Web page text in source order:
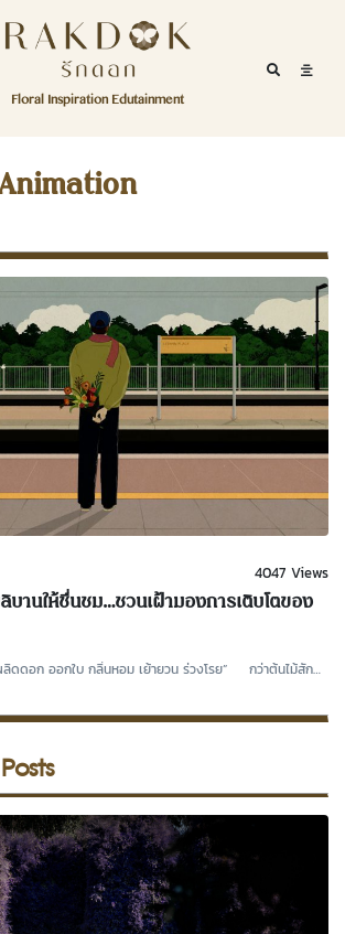
กดอก)
Floral Inspiration Edutainment
Mobile
4047 Views
บานให้ชื่นชม…ชวนเฝ้ามองการเติบโตของ
ลิดดอก ออกใบ กลิ่นหอม เย้ายวน ร่วงโรย” กว่าต้นไม้สัก